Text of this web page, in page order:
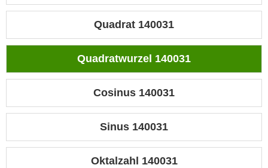
Quadrat 140031
Quadratwurzel 140031
Cosinus 140031
Sinus 140031
Oktalzahl 140031